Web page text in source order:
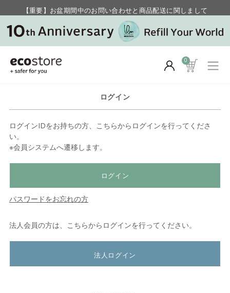
【重要】お盆期間中のお問い合わせと商品配送に関しまして
毎月お得にポイントが貯まる！ “月のポイントアップデー”
0
ログイン
ログインIDをお持ちの方、こちらからログインを行ってくださ
い。
※会員システムへ遷移します。
ログイン
パスワードをお忘れの方
法人会員の方は、こちらからログインを行ってください。
法人ログイン